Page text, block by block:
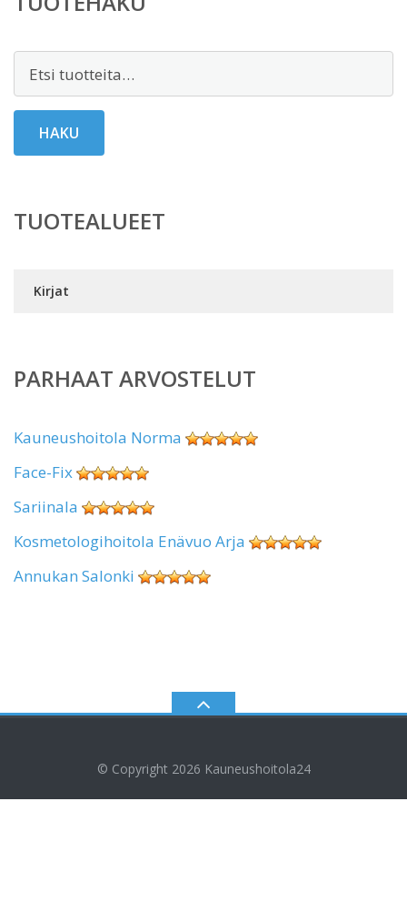
HAKU
TUOTEALUEET
Kirjat
PARHAAT ARVOSTELUT
Kauneushoitola Norma
Face-Fix
Sariinala
Kosmetologihoitola Enävuo Arja
Annukan Salonki
© Copyright 2026 Kauneushoitola24